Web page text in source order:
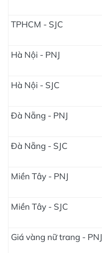
TPHCM - SJC
Hà Nội - PNJ
Hà Nội - SJC
Đà Nẵng - PNJ
Đà Nẵng - SJC
Miền Tây - PNJ
Miền Tây - SJC
Giá vàng nữ trang - PNJ